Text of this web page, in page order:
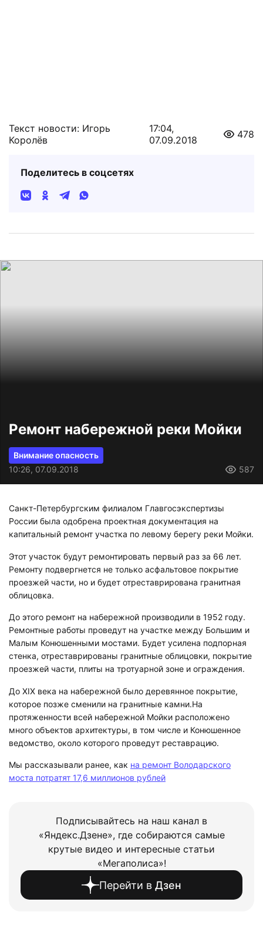
Текст новости: Игорь
Королёв
17:04,
07.09.2018
478
Поделитесь в соцсетях
Ремонт набережной реки Мойки
Внимание опасность
10:26, 07.09.2018
587
Санкт-Петербургским филиалом Главгосэкспертизы
России была одобрена проектная документация на
капитальный ремонт участка по левому берегу реки Мойки.
Этот участок будут ремонтировать первый раз за 66 лет.
Ремонту подвергнется не только асфальтовое покрытие
проезжей части, но и будет отреставрирована гранитная
облицовка.
До этого ремонт на набережной производили в 1952 году.
Ремонтные работы проведут на участке между Большим и
Малым Конюшенными мостами. Будет усилена подпорная
стенка, отреставрированы гранитные облицовки, покрытие
проезжей части, плиты на тротуарной зоне и ограждения.
До XIX века на набережной было деревянное покрытие,
которое позже сменили на гранитные камни.На
протяженности всей набережной Мойки расположено
много объектов архитектуры, в том числе и Конюшенное
ведомство, около которого проведут реставрацию.
Мы рассказывали ранее, как на ремонт Володарского
моста потратят 17,6 миллионов рублей
Подписывайтесь на наш канал в
«Яндекс.Дзене», где собираются самые
крутые видео и интересные статьи
«Мегаполиса»!
Перейти в Дзен